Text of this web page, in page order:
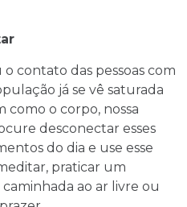
contato das pessoas com
já se vê saturada
como o corpo, nossa
desconectar esses
do dia e use esse
praticar um
ao ar livre ou